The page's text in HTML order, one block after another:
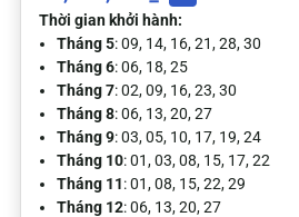
Thời gian khởi hành:
Tháng 5: 09, 14, 16, 21, 28, 30
Tháng 6: 06, 18, 25
Tháng 7: 02, 09, 16, 23, 30
Tháng 8: 06, 13, 20, 27
Tháng 9: 03, 05, 10, 17, 19, 24
Tháng 10: 01, 03, 08, 15, 17, 22
Tháng 11: 01, 08, 15, 22, 29
Tháng 12: 06, 13, 20, 27